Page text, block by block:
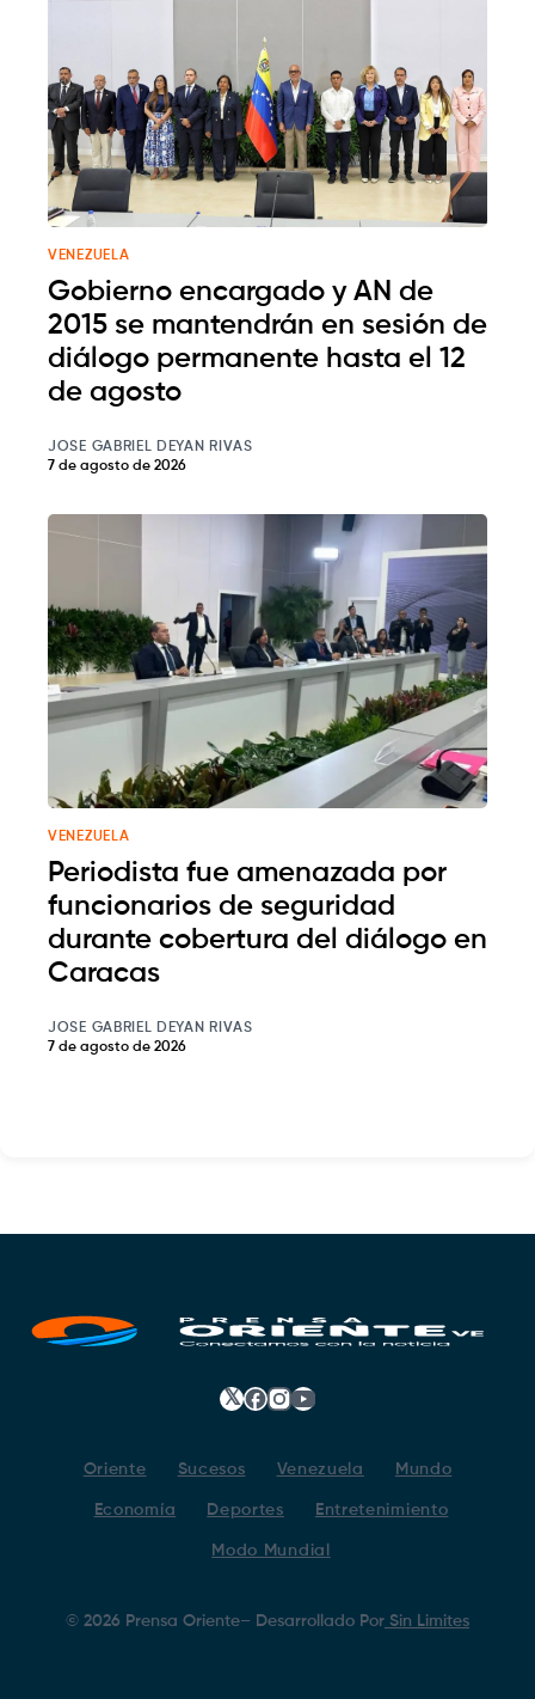
VENEZUELA
Gobierno encargado y AN de
2015 se mantendrán en sesión de
diálogo permanente hasta el 12
de agosto
JOSE GABRIEL DEYAN RIVAS
7 de agosto de 2026
VENEZUELA
Periodista fue amenazada por
funcionarios de seguridad
durante cobertura del diálogo en
Caracas
JOSE GABRIEL DEYAN RIVAS
7 de agosto de 2026
𝕏 Facebook
Instagram
YouTube
Oriente Sucesos Venezuela Mundo
Economía Deportes Entretenimiento
Modo Mundial
© 2026 Prensa Oriente– Desarrollado Por Sin Limites